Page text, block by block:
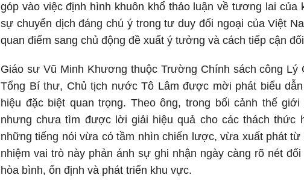
góp vào việc định hình khuôn khổ thảo luận về tương lai
sự chuyển dịch đáng chú ý trong tư duy đối ngoại của Việt
quan điểm sang chủ động đề xuất ý tưởng và cách tiếp cận
Giáo sư Vũ Minh Khương thuộc Trường Chính sách công Lý
Tổng Bí thư, Chủ tịch nước Tô Lâm được mời phát biểu
hiệu đặc biệt quan trọng. Theo ông, trong bối cảnh thế
nhưng chưa tìm được lời giải hiệu quả cho các thách thức
những tiếng nói vừa có tầm nhìn chiến lược, vừa xuất phát
nhiệm vai trò này phản ánh sự ghi nhận ngày càng rõ nét
hòa bình, ổn định và phát triển khu vực.